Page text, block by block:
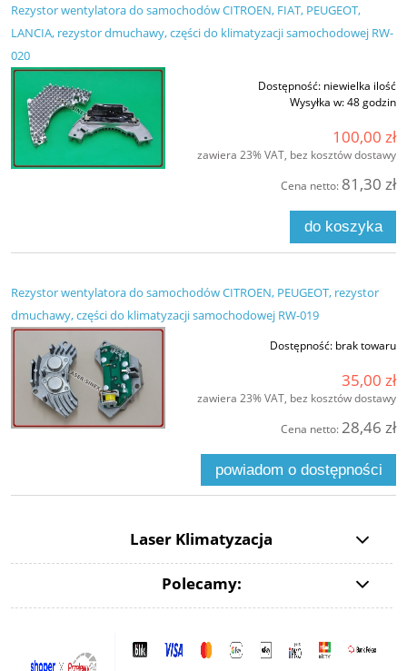
Rezystor wentylatora do samochodów CITROEN, FIAT, PEUGEOT,
LANCIA, rezystor dmuchawy, części do klimatyzacji samochodowej RW-
020
Dostępność: niewielka ilość
Wysyłka w:48 godzin
100,00 zł
zawiera 23% VAT, bez kosztów dostawy
Cena netto: 81,30 zł
do koszyka
Rezystor wentylatora do samochodów CITROEN, PEUGEOT, rezystor
dmuchawy, części do klimatyzacji samochodowej RW-019
Dostępność: brak towaru
35,00 zł
zawiera 23% VAT, bez kosztów dostawy
Cena netto:28,46 zł
powiadom o dostępności
Laser Klimatyzacja
Polecamy: